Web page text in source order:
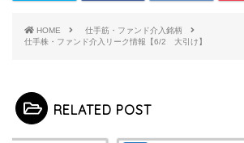
HOME
仕手筋・ファンド介入銘柄
仕手株・ファンド介入リーク情報【6/2 大引け】
RELATED POST